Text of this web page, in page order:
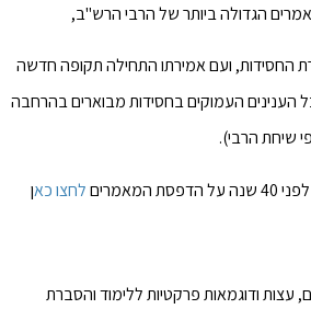
הגדולה ביותר של הרבי הרש"ב,
החסידות, ועם אמירתו התחילה תקופה חדשה
הענינים העמוקים בחסידות מבוארים בהרחבה
שיחת הרבי).
לחצו כאן
עצות ודוגמאות פרקטיות ללימוד והסברת